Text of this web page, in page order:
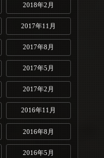
2018年2月
2017年11月
2017年8月
2017年5月
2017年2月
2016年11月
2016年8月
2016年5月